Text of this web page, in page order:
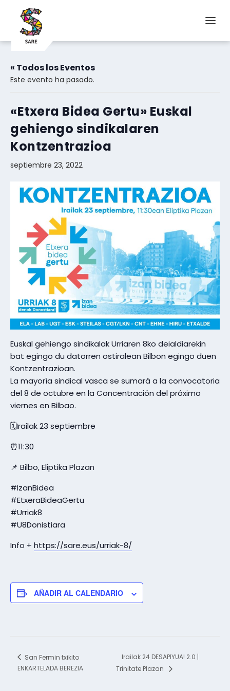
« Todos los Eventos
Este evento ha pasado.
«Etxera Bidea Gertu» Euskal
gehiengo sindikalaren
Kontzentrazioa
septiembre 23, 2022
Euskal gehiengo sindikalak Urriaren 8ko deialdiarekin
bat egingo du datorren ostiralean Bilbon egingo duen
Kontzentrazioan.
La mayoría sindical vasca se sumará a la convocatoria
del 8 de octubre en la Concentración del próximo
viernes en Bilbao.
🗓Irailak 23 septiembre
⏰11:30
📌 Bilbo, Eliptika Plazan
#IzanBidea
#EtxeraBideaGertu
#Urriak8
#U8Donistiara
Info + https://sare.eus/urriak-8/
AÑADIR AL CALENDARIO
San Fermin txikito
ENKARTELADA BEREZIA
Irailak 24 DESAPIYUA! 2.0 |
Trinitate Plazan